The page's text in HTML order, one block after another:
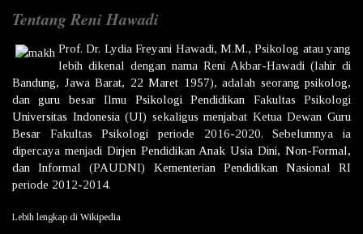
Tentang Reni Hawadi
Prof. Dr. Lydia Freyani Hawadi, M.M., Psikolog atau yang
lebih dikenal dengan nama Reni Akbar-Hawadi (lahir di
Bandung, Jawa Barat, 22 Maret 1957), adalah seorang psikolog,
danguru besarIlmu Psikologi Pendidikan Fakultas Psikologi
Universitas Indonesia(UI) sekaligus menjabat Ketua DewanGuru
Besar FakultasPsikologi periode 2016-2020. Sebelumnya ia
dipercaya menjadi Dirjen Pendidikan Anak Usia Dini, Non-Formal,
dan Informal (PAUDNI) Kementerian Pendidikan Nasional
RI
periode 2012-2014.
Lebih lengkap di Wikipedia